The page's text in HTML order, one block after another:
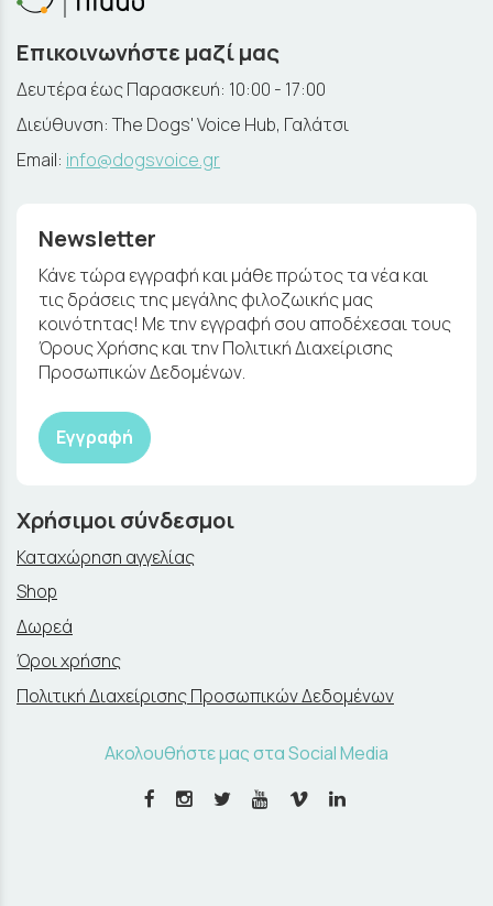
Επικοινωνήστε μαζί μας
Δευτέρα έως Παρασκευή: 10:00 - 17:00
Διεύθυνση: The Dogs' Voice Hub, Γαλάτσι
Email: info@dogsvoice.gr
Newsletter
Κάνε τώρα εγγραφή και μάθε πρώτος τα νέα και
τις δράσεις της μεγάλης φιλοζωικής μας
κοινότητας! Με την εγγραφή σου αποδέχεσαι τους
Όρους Χρήσης και την Πολιτική Διαχείρισης
Προσωπικών Δεδομένων.
Εγγραφή
Χρήσιμοι σύνδεσμοι
Καταχώρηση αγγελίας
Shop
Δωρεά
Όροι χρήσης
Πολιτική Διαχείρισης Προσωπικών Δεδομένων
Ακολουθήστε μας στα Social Media